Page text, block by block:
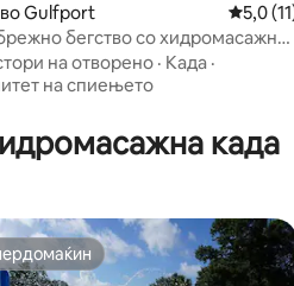
5,0 од 5, 4 рецензии
Gulfport
5,0
бегство со хидромасажна
и поглед кон плажа
на отворено · Када ·
на спиењето
када